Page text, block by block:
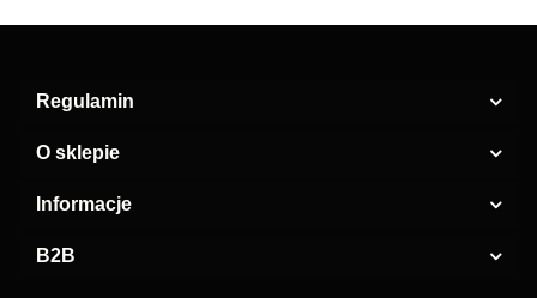
Regulamin
O sklepie
Informacje
B2B